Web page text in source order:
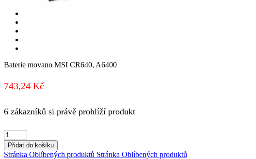
Baterie movano MSI CR640, A6400
743,24 Kč
6 zákazníků si právě prohlíží produkt
Baterie
movano
MSI
Přidat do košíku
Stránka Oblíbených produktů Stránka Oblíbených produktů